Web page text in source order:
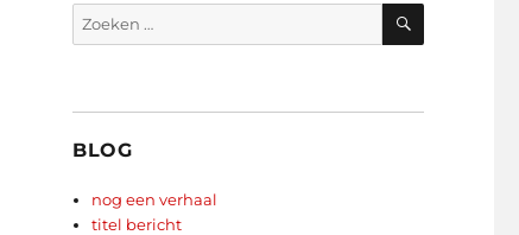
Zoeken
ZOEKEN
BLOG
nog een verhaal
titel bericht